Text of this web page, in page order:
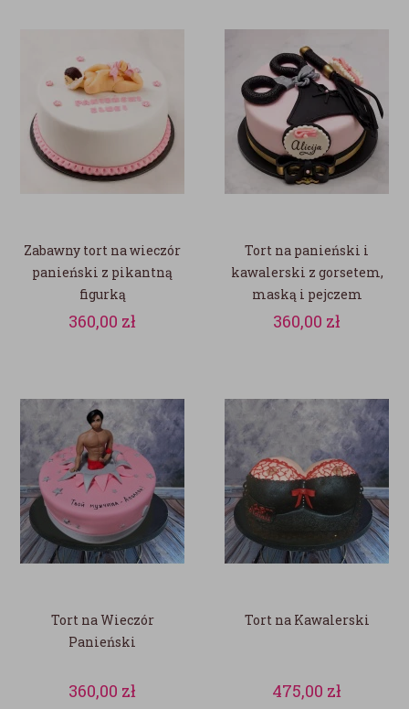
Zabawny tort na wieczór
panieński z pikantną
figurką
360,00 zł
Tort na panieński i
kawalerski z gorsetem,
maską i pejczem
360,00 zł
Tort na Wieczór
Panieński
360,00 zł
Tort na Kawalerski
475,00 zł